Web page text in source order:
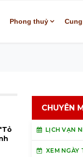
Phong thuỷ
CHUYÊN
LỊCH VẠN
XEM NGÀY